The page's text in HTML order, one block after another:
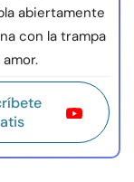
abiertamente
con la trampa